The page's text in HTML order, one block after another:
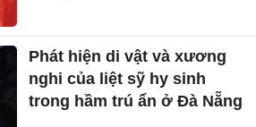
Phát hiện di vật và xương
nghi của liệt sỹ hy sinh
trong hầm trú ẩn ở Đà Nẵng